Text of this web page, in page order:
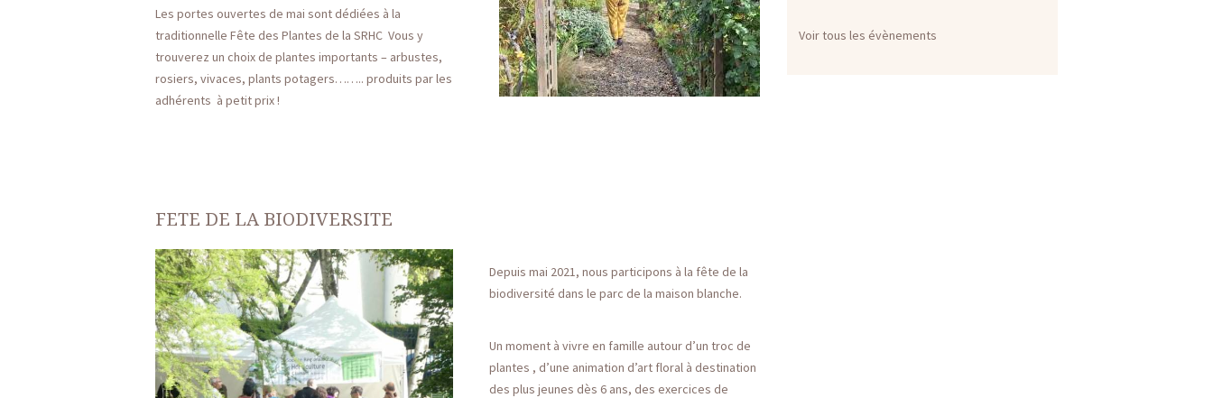
Les portes ouvertes de mai sont dédiées à la
traditionnelle Fête des Plantes de la SRHC Vous y
trouverez un choix de plantes importants – arbustes,
rosiers, vivaces, plants potagers…….. produits par les
adhérents à petit prix !
FETE DE LA BIODIVERSITE
Depuis mai 2021, nous participons à la fête de la
biodiversité dans le parc de la maison blanche.
Un moment à vivre en famille autour d’un troc de
plantes , d’une animation d’art floral à destination
des plus jeunes dès 6 ans, des exercices de
Voir tous les évènements